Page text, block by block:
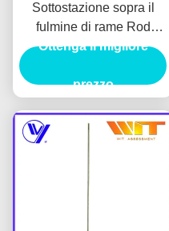
Sottostazione sopra il
fulmine di rame Rod
Grounding System di
Ottenga il migliore
prezzo